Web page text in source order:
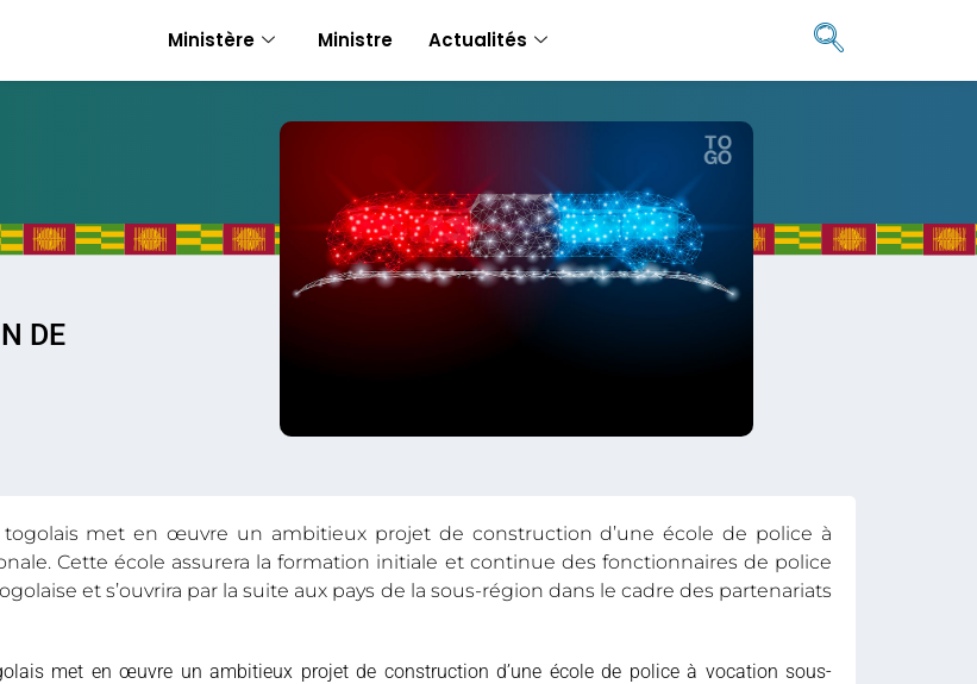
Ministère Ministre Actualités
DE
met en œuvre un ambitieux projet de construction d’une école de police à
Cette école assurera la formation initiale et continue des fonctionnaires de police
et s’ouvrira par la suite aux pays de la sous-région dans le cadre des partenariats
met en œuvre un ambitieux projet de construction d’une école de police à vocation sous-